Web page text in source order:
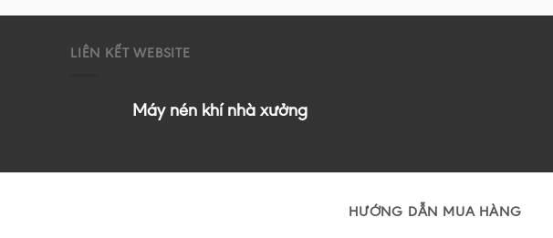
LIÊN KẾT WEBSITE
Máy nén khí nhà xưởng
HƯỚNG DẪN MUA HÀNG